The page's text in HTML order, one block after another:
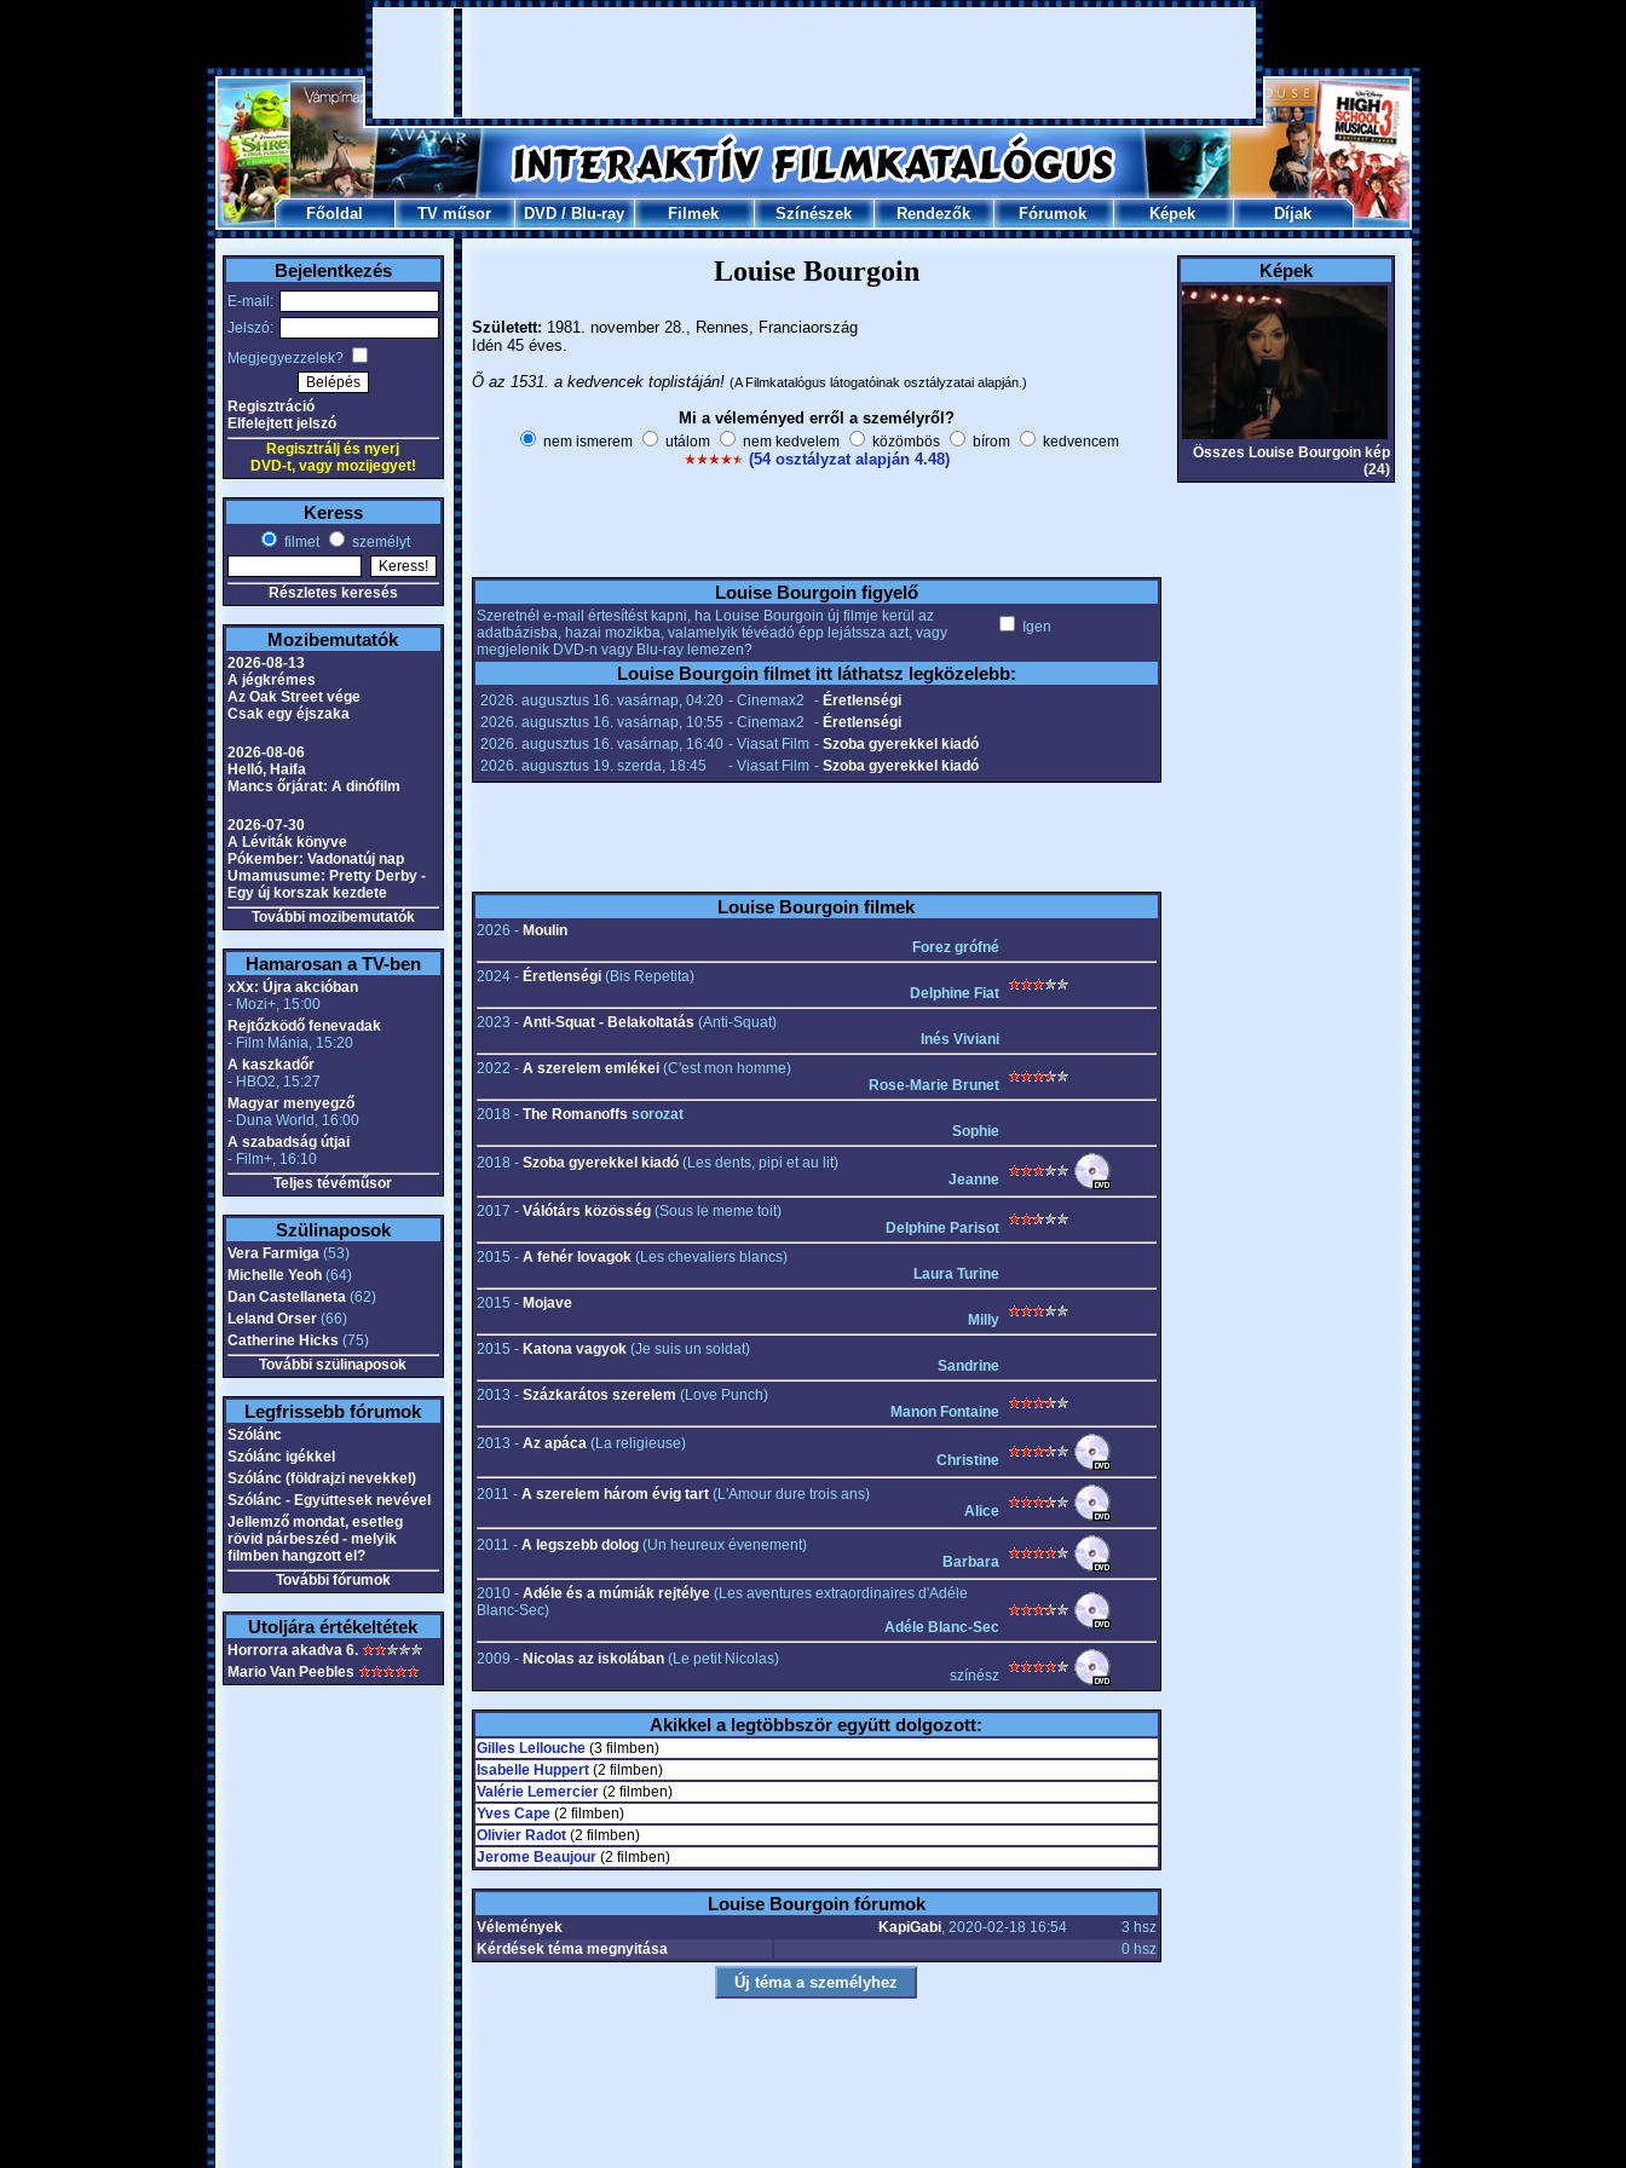
Főoldal TV műsor DVD/Blu-ray Filmek Színészek Rendezők Fórumok Képek Díjak
Bejelentkezés
E-mail:
Jelszó:
Megjegyezzelek?
Regisztráció
Elfelejtett jelszó
Regisztrálj és nyerj
DVD-t, vagy mozijegyet!
Keress
filmet személyt
Részletes keresés
Mozibemutatók
2026-08-13
A jégkrémes
Az Oak Street vége
Csak egy éjszaka
2026-08-06
Helló, Haifa
Mancs őrjárat: A dinófilm
2026-07-30
A Léviták könyve
Pókember: Vadonatúj nap
Umamusume: Pretty Derby -
Egy új korszak kezdete
További mozibemutatók
Hamarosan a TV-ben
xXx: Újra akcióban
- Mozi+, 15:00
Rejtőzködő fenevadak
- Film Mánia, 15:20
A kaszkadőr
- HBO2, 15:27
Magyar menyegző
- Duna World, 16:00
A szabadság útjai
- Film+, 16:10
Teljes tévéműsor
Szülinaposok
Vera Farmiga(53)
Michelle Yeoh(64)
Dan Castellaneta(62)
Leland Orser(66)
Catherine Hicks (75)
További szülinaposok
Legfrissebb fórumok
Szólánc
Szólánc igékkel
Szólánc (földrajzi nevekkel)
Szólánc - Együttesek nevével
Jellemző mondat, esetleg
rövid párbeszéd - melyik
filmben hangzott el?
További fórumok
Utoljára értékeltétek
Horrorra akadva 6.
Mario Van Peebles
Louise Bourgoin
Született: 1981. november 28., Rennes, Franciaország
Idén 45 éves.
Õ az 1531. a kedvencek toplistáján! (A Filmkatalógus látogatóinak osztályzatai alapján.)
Mi a véleményed erről a személyről?
nem ismerem utálom nem kedvelem közömbös bírom kedvencem
(54 osztályzat alapján 4.48)
Louise Bourgoin figyelő
Szeretnél e-mail értesítést kapni, ha Louise Bourgoin új filmje kerül az
adatbázisba, hazai mozikba, valamelyik tévéadó épp lejátssza azt, vagy
megjelenik DVD-n vagy Blu-ray lemezen?
Igen
Louise Bourgoin filmet itt láthatsz legközelebb:
2026. augusztus 16. vasárnap, 04:20 - Cinemax2 - Éretlenségi
2026. augusztus 16. vasárnap, 10:55 - Cinemax2 - Éretlenségi
2026. augusztus 16. vasárnap, 16:40 - Viasat Film - Szoba gyerekkel kiadó
2026. augusztus 19. szerda, 18:45
- Viasat Film - Szoba gyerekkel kiadó
Louise Bourgoin filmek
2026 - Moulin
Forez grófné
2024 - Éretlenségi(Bis Repetita)
Delphine Fiat
2023 - Anti-Squat - Belakoltatás (Anti-Squat)
Inés Viviani
2022 - A szerelem emlékei(C'est mon homme)
Rose-Marie Brunet
2018 - The Romanoffs sorozat
Sophie
2018 - Szoba gyerekkel kiadó(Les dents, pipi et au lit)
Jeanne
2017 - Válótárs közösség(Sous le meme toit)
Delphine Parisot
2015 - A fehér lovagok(Les chevaliers blancs)
Laura Turine
2015 - Mojave
Milly
2015 - Katona vagyok(Je suis un soldat)
Sandrine
2013 - Százkarátos szerelem (Love Punch)
Manon Fontaine
2013 - Az apáca(La religieuse)
Christine
2011 - A szerelem három évig tart(L'Amour dure trois ans)
Alice
2011 - A legszebb dolog(Un heureux évenement)
Barbara
2010 - Adéle és a múmiák rejtélye(Les aventures extraordinaires d'Adéle
Blanc-Sec)
Adéle Blanc-Sec
2009 - Nicolas az iskolában(Le petit Nicolas)
színész
Akikkel a legtöbbször együtt dolgozott:
Gilles Lellouche(3 filmben)
Isabelle Huppert(2 filmben)
Valérie Lemercier(2 filmben)
Yves Cape(2 filmben)
Olivier Radot(2 filmben)
Jerome Beaujour(2 filmben)
Louise Bourgoin fórumok
Vélemények KapiGabi, 2020-02-18 16:54
3 hsz
Kérdések téma megnyitása
0 hsz
Képek
Összes Louise Bourgoin kép
(24)